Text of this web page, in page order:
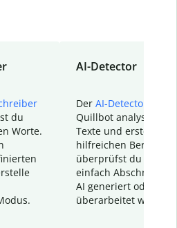
du
Worte.
AI-Detector
Der AI-Detector
Quillbot analysiert
Texte und erstellt
hilfreichen Bericht.
überprüfst du
einfach Abschnitte,
AI generiert oder
überarbeitet wurden.